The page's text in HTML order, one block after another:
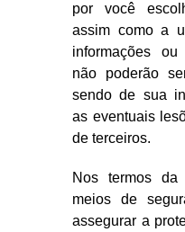
por você
assim como a
informações
não poderão
sendo de sua
as eventuais
de terceiros.
Nos termos
meios de
assegurar a